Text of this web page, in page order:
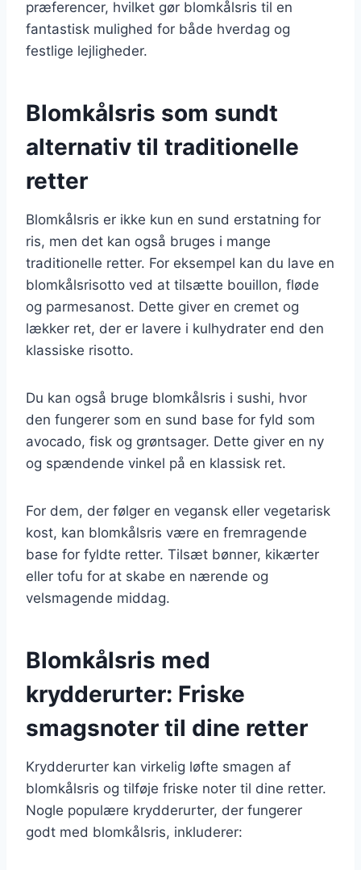
præferencer, hvilket gør blomkålsris til en
fantastisk mulighed for både hverdag og
festlige lejligheder.
Blomkålsris som sundt
alternativ til traditionelle
retter
Blomkålsris er ikke kun en sund erstatning for
ris, men det kan også bruges i mange
traditionelle retter. For eksempel kan du lave en
blomkålsrisotto ved at tilsætte bouillon, fløde
og parmesanost. Dette giver en cremet og
lækker ret, der er lavere i kulhydrater end den
klassiske risotto.
Du kan også bruge blomkålsris i sushi, hvor
den fungerer som en sund base for fyld som
avocado, fisk og grøntsager. Dette giver en ny
og spændende vinkel på en klassisk ret.
For dem, der følger en vegansk eller vegetarisk
kost, kan blomkålsris være en fremragende
base for fyldte retter. Tilsæt bønner, kikærter
eller tofu for at skabe en nærende og
velsmagende middag.
Blomkålsris med
krydderurter: Friske
smagsnoter til dine retter
Krydderurter kan virkelig løfte smagen af
blomkålsris og tilføje friske noter til dine retter.
Nogle populære krydderurter, der fungerer
godt med blomkålsris, inkluderer: